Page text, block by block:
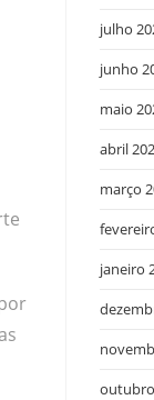
julho
junho
maio
abril
março
janeiro